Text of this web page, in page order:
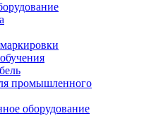
промышленного
оборудование